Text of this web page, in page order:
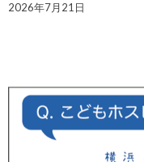
2026年7月21日